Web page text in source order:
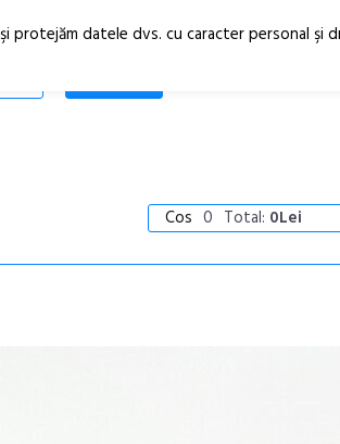
RO
EN
SHOP
Cos 0 Total: 0Lei
protejăm datele dvs. cu caracter personal şi